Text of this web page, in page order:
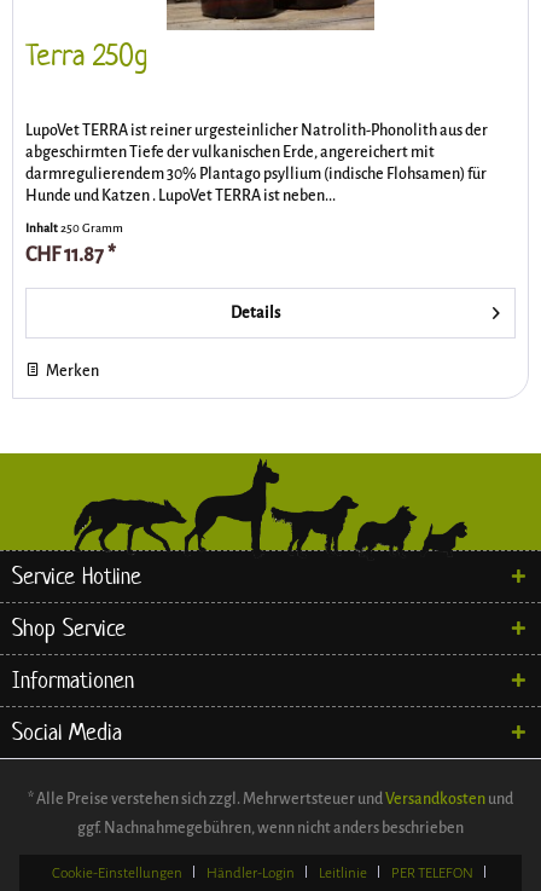
Terra 250g
LupoVet TERRA ist reiner urgesteinlicher Natrolith-Phonolith aus der
abgeschirmten Tiefe der vulkanischen Erde, angereichert mit
darmregulierendem 30% Plantago psyllium (indische Flohsamen) für
Hunde und Katzen . LupoVet TERRA ist neben...
Inhalt250 Gramm
CHF 11.87 *
Details
Merken
Service Hotline
Shop Service
Informationen
Social Media
* Alle Preise verstehen sich zzgl. Mehrwertsteuer undVersandkosten und
ggf. Nachnahmegebühren, wenn nicht anders beschrieben
Cookie-Einstellungen Händler-Login Leitlinie PER TELEFON